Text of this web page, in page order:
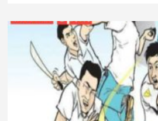
Tawuran
Pelajar,
Buah
Sistem
Kapitalisme